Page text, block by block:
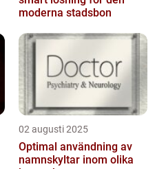
moderna stadsbon
02 augusti 2025
Optimal användning av
namnskyltar inom olika